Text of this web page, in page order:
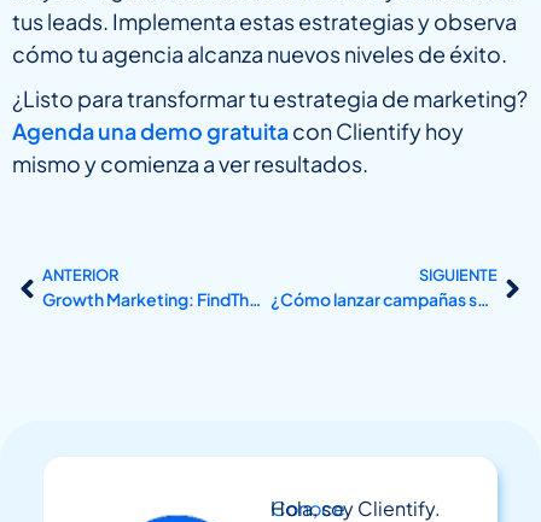
tus leads. Implementa estas estrategias y observa
cómo tu agencia alcanza nuevos niveles de éxito.
¿Listo para transformar tu estrategia de marketing?
Agenda una demo gratuitacon Clientify hoy
mismo y comienza a ver resultados.
ANTERIOR
Growth Marketing: FindThatLead se integró al equipo
SIGUIENTE
¿Cómo lanzar campañas según el momento del proceso de captación de alumnos en un centro de formación?
Conoce
Hola, soy Clientify.